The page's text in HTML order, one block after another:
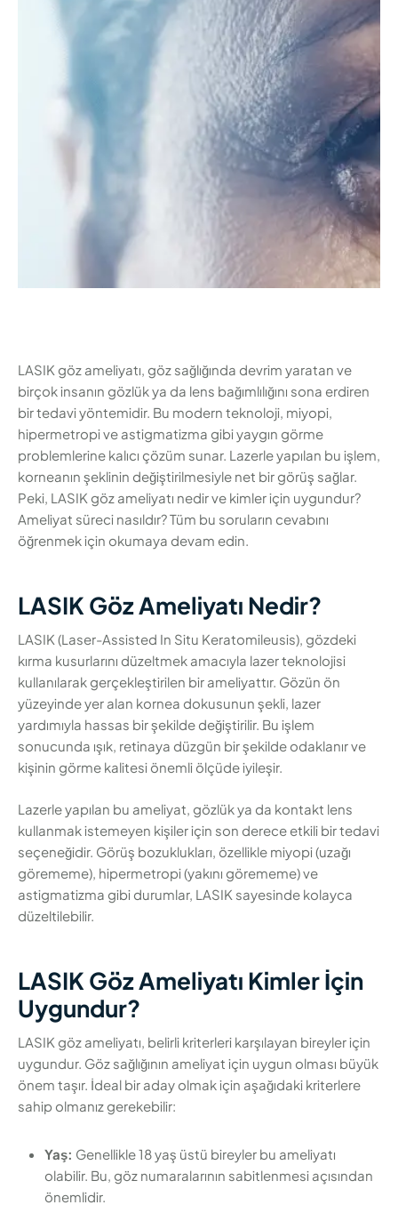
görme problemlerine kalıcı çözüm sunar. Lazerle
yapılan bu işlem, korneanın şeklinin değiştirilmesiyle
net bir görüş sağlar. Peki, LASIK göz ameliyatı nedir ve
kimler için uygundur? Ameliyat …
LASIK göz ameliyatı, göz sağlığında devrim yaratan ve
birçok insanın gözlük ya da lens bağımlılığını sona erdiren
bir tedavi yöntemidir. Bu modern teknoloji, miyopi,
hipermetropi ve astigmatizma gibi yaygın görme
problemlerine kalıcı çözüm sunar. Lazerle yapılan bu işlem,
korneanın şeklinin değiştirilmesiyle net bir görüş sağlar.
Peki, LASIK göz ameliyatı nedir ve kimler için uygundur?
Ameliyat süreci nasıldır? Tüm bu soruların cevabını
öğrenmek için okumaya devam edin.
LASIK Göz Ameliyatı Nedir?
LASIK (Laser-Assisted In Situ Keratomileusis), gözdeki
kırma kusurlarını düzeltmek amacıyla lazer teknolojisi
kullanılarak gerçekleştirilen bir ameliyattır. Gözün ön
yüzeyinde yer alan kornea dokusunun şekli, lazer
yardımıyla hassas bir şekilde değiştirilir. Bu işlem
sonucunda ışık, retinaya düzgün bir şekilde odaklanır ve
kişinin görme kalitesi önemli ölçüde iyileşir.
Lazerle yapılan bu ameliyat, gözlük ya da kontakt lens
kullanmak istemeyen kişiler için son derece etkili bir tedavi
seçeneğidir. Görüş bozuklukları, özellikle miyopi (uzağı
görememe), hipermetropi (yakını görememe) ve
astigmatizma gibi durumlar, LASIK sayesinde kolayca
düzeltilebilir.
LASIK Göz Ameliyatı Kimler İçin
Uygundur?
LASIK göz ameliyatı, belirli kriterleri karşılayan bireyler için
uygundur. Göz sağlığının ameliyat için uygun olması büyük
önem taşır. İdeal bir aday olmak için aşağıdaki kriterlere
sahip olmanız gerekebilir:
Yaş: Genellikle 18 yaş üstü bireyler bu ameliyatı
olabilir. Bu, göz numaralarının sabitlenmesi açısından
önemlidir.